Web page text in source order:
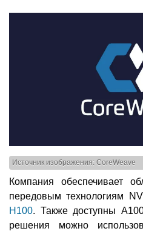
Источник изображения: CoreWeave
Компания обеспечивает
передовым технологиям
H100. Также доступны
решения можно